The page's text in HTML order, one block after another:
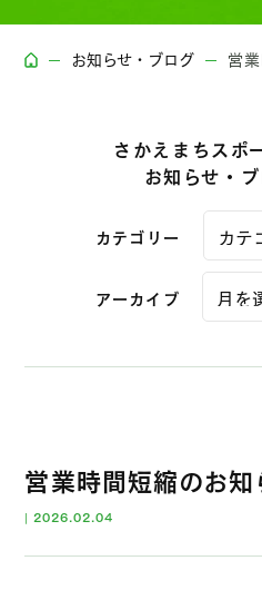
お知らせ・ブログ 営
さかえまちスポ
お知らせ・ブ
カテゴリー
アーカイブ
営業時間短縮のお知
|2026.02.04